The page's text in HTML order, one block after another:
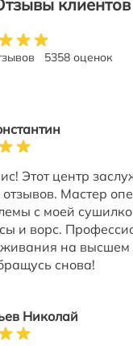
клиентов
5358 оценок
Этот центр
Мастер
с моей
и ворс.
на высшем
снова!
Николай